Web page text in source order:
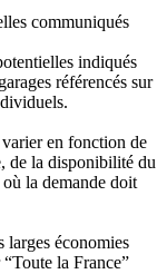
communiqués
indiqués
référencés sur
en fonction de
de la disponibilité du
la demande doit
larges économies
la France”